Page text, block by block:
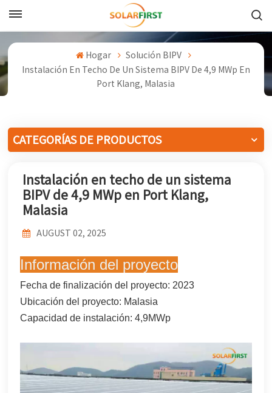
English
中文
Русский
Español
Português
日本語
한국어
بالعربية
Hogar
Solución BIPV
Instalación En Techo De Un Sistema BIPV De 4,9 MWp En
Port Klang, Malasia
CATEGORÍAS DE PRODUCTOS
Instalación en techo de un sistema
BIPV de 4,9 MWp en Port Klang,
Malasia
AUGUST 02, 2025
Información del proyecto
Fecha de finalización del proyecto: 2023
Ubicación del proyecto: Malasia
Capacidad de instalación: 4,9MWp